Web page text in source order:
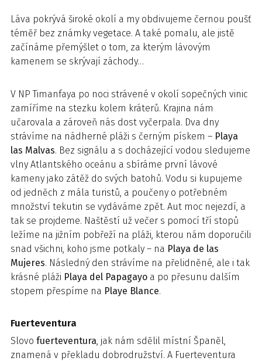
Láva pokrývá široké okolí a my obdivujeme černou poušť
téměř bez známky vegetace. A také pomalu, ale jistě
začínáme přemýšlet o tom, za kterým lávovým
kamenem se skrývají záchody…
V NP Timanfaya po noci strávené v okolí sopečných vinic
zamíříme na stezku kolem kráterů. Krajina nám
učarovala a zároveň nás dost vyčerpala. Dva dny
strávíme na nádherné pláži s černým pískem – Playa
las Malvas. Bez signálu a s docházející vodou sledujeme
vlny Atlantského oceánu a sbíráme první lávové
kameny jako zátěž do svých batohů. Vodu si kupujeme
od jedněch z mála turistů, a poučeny o potřebném
množství tekutin se vydáváme zpět. Aut moc nejezdí, a
tak se projdeme. Naštěstí už večer s pomocí tří stopů
ležíme na jižním pobřeží na pláži, kterou nám doporučili
snad všichni, koho jsme potkaly – na Playa de las
Mujeres. Následný den strávíme na přelidněné, ale i tak
krásné pláži Playa del Papagayo a po přesunu dalším
stopem přespíme na Playe Blance.
Fuerteventura
Slovo fuerteventura, jak nám sdělil místní Španěl,
znamená v překladu dobrodružství. A Fuerteventura